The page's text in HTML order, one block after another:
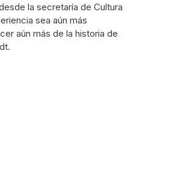
la secretaría de Cultura
sea aún más
aún más de la historia de